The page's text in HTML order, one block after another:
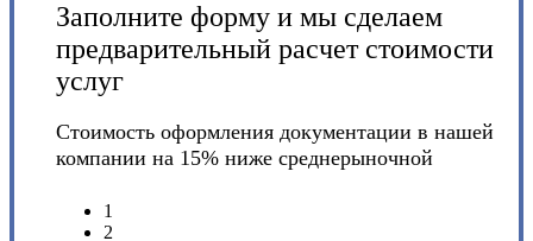
Заполните форму и мы сделаем
предварительный расчет стоимости
услуг
Стоимость оформления документации в нашей
компании на 15% ниже среднерыночной
1
2